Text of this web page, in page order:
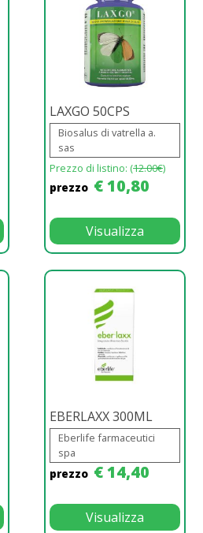
LAXGO 50CPS
Biosalus di vatrella a.
sas
Prezzo di listino: (12.00€)
prezzo € 10,80
Visualizza
EBERLAXX 300ML
Eberlife farmaceutici
spa
prezzo € 14,40
Visualizza